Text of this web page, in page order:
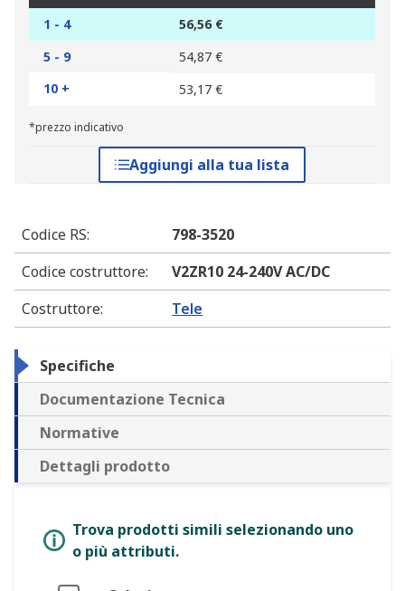
1 - 4
56,56 €
5 - 9
54,87 €
10 +
53,17 €
*prezzo indicativo
Aggiungi alla tua lista
Codice RS:
798-3520
Codice costruttore:
V2ZR10 24-240V AC/DC
Costruttore: Tele
Specifiche
Documentazione Tecnica
Normative
Dettagli prodotto
Trova prodotti simili selezionando uno
o più attributi.